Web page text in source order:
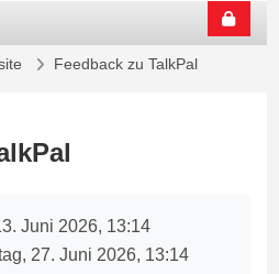
Feedback zu TalkPal
Juni 2026, 13:14
27. Juni 2026, 13:14